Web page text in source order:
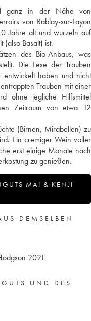
ganz in der Nähe von
von Rablay-sur-Layon
Jahre alt und wurzeln auf
(also Basalt) ist.
des Bio-Anbaus, was
Die Lese der Trauben
haben und nicht
Trauben mit einer
ohne jegliche Hilfsmittel
Zeitraum von etwa 12
(Birnen, Mirabellen) zu
Ein cremiger Wein voller
erst einige Monate nach
zu genießen.
MAI & KENJI
DEMSELBEN
2021
UND DES